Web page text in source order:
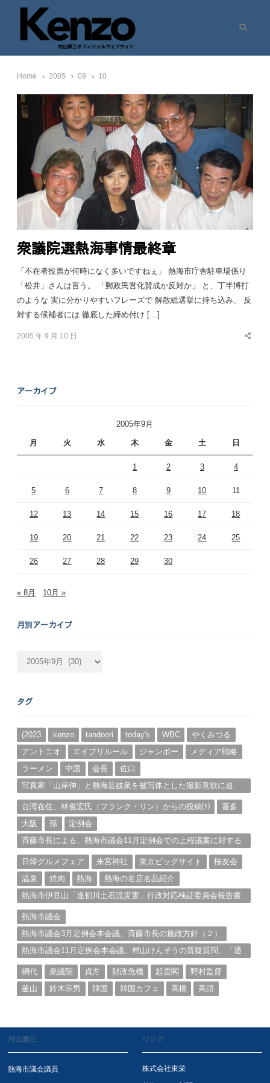
七転八起 – 村山憲三 Official Site
村山憲三ウェブサイト
Home 2005 09 10
衆議院選熱海事情最終章
「不在者投票が何時になく多いですねぇ」 熱海市庁舎駐車場係り
「松井」さんは言う。 「郵政民営化賛成か反対か」 と、丁半博打
のような 実に分かりやすいフレーズで 解散総選挙に持ち込み、 反
対する候補者には 徹底した締め付け […]
2005 年 9 月 10 日
Share
アーカイブ
2005年9月
月 火 水 木 金 土 日
1 2 3 4
5 6 7 8 9 10 11
12 13 14 15 16 17 18
19 20 21 22 23 24 25
26 27 28 29 30
« 8月 10月 »
月別アーカイブ
カ
ブ
タグ
(2023 kenzo tandoori today's WBC
やくみつる
アントニオ
エイプリルール ジャンボー
メディア戦略
ラーメン
中国 会長
佐口
写真家「山岸伸」と熱海芸妓衆を被写体とした撮影意欲に迫
台湾在住、林俊宏氏（フランク・リン）からの投稿⑴
喜多
大阪
孫
定例会
斉藤市長による、熱海市議会11月定例会での上程議案に対する
日韓グルメフェア
来宮神社 東京ビッグサイト
桜友会
温泉
焼肉 熱海
熱海の名店名品紹介
熱海市伊豆山「逢初川土石流災害」行政対応検証委員会報告書
熱海市議会
熱海市議会3月定例会本会議。斉藤市長の施政方針（２）
熱海市議会11月定例会本会議。村山けんぞうの質疑質問、「通
網代
衆議院 貞方 財政危機 起雲閣
野村監督
釜山
鈴木宗男 韓国 韓国カフェ 高橋 高須
村山憲三
熱海市議会議員
リンク
株式会社東栄